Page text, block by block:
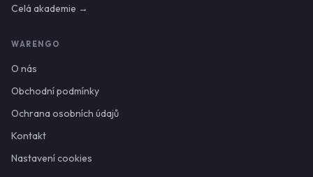
Celá akademie →
WARENGO
O nás
Obchodní podmínky
Ochrana osobních údajů
Kontakt
Nastavení cookies